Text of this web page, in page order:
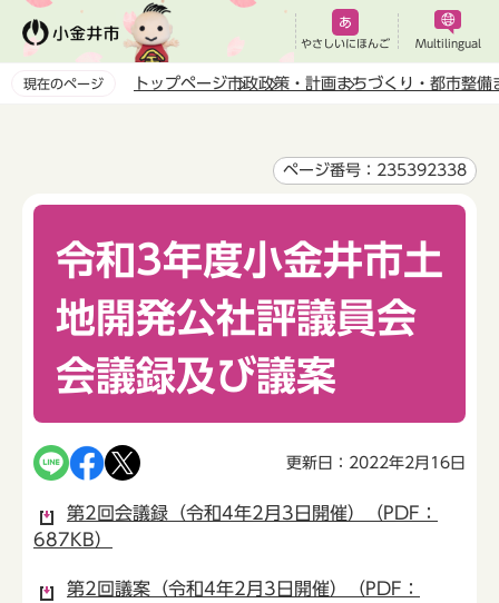
ペ
やさしいにほんご Multilingual
現在のページ トップページ市政政策・計画まちづくり・都市整備
ページ番号：235392338
令和3年度小金井市土
地開発公社評議員会
会議録及び議案
更新日：2022年2月16日
第2回会議録（令和4年2月3日開催）（PDF：
687KB）
第2回議案（令和4年2月3日開催）（PDF：